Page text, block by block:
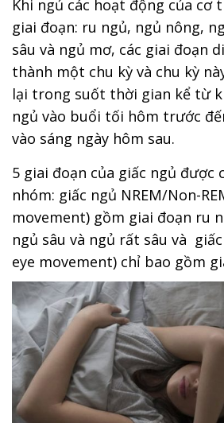
Khi ngủ các hoạt động của cơ
giai đoạn: ru ngủ, ngủ nông,
sâu và ngủ mơ, các giai đoạn
thành một chu kỳ và chu kỳ
lại trong suốt thời gian kể từ
ngủ vào buổi tối hôm trước
vào sáng ngày hôm sau.
5 giai đoạn của giấc ngủ được
nhóm: giấc ngủ NREM/Non-
movement) gồm giai đoạn ru
ngủ sâu và ngủ rất sâu và
eye movement) chỉ bao gồm